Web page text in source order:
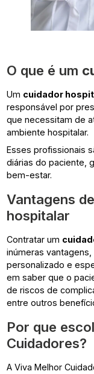
O que é um
Um cuidador
responsável por
que necessitam de
ambiente hospitalar.
Esses profissionais
diárias do paciente,
bem-estar.
Vantagens
hospitalar
Contratar um
inúmeras
personalizado e
em saber que o
de riscos de
entre outros
Por que
Cuidadores?
A Viva Melhor